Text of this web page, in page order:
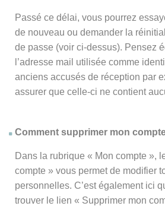
Passé ce délai, vous pourrez
de nouveau ou demander la
de passe (voir ci-dessus). Pensez
l’adresse mail utilisée comme
anciens accusés de réception par
assurer que celle-ci ne contient
Comment supprimer mon
Dans la rubrique « Mon compte »,
compte » vous permet de modifier
personnelles. C’est également ici
trouver le lien « Supprimer mon